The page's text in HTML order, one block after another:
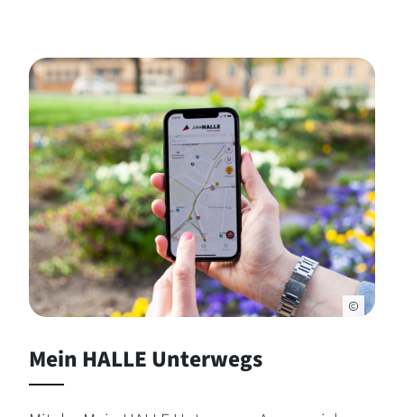
Mein HALLE Unterwegs